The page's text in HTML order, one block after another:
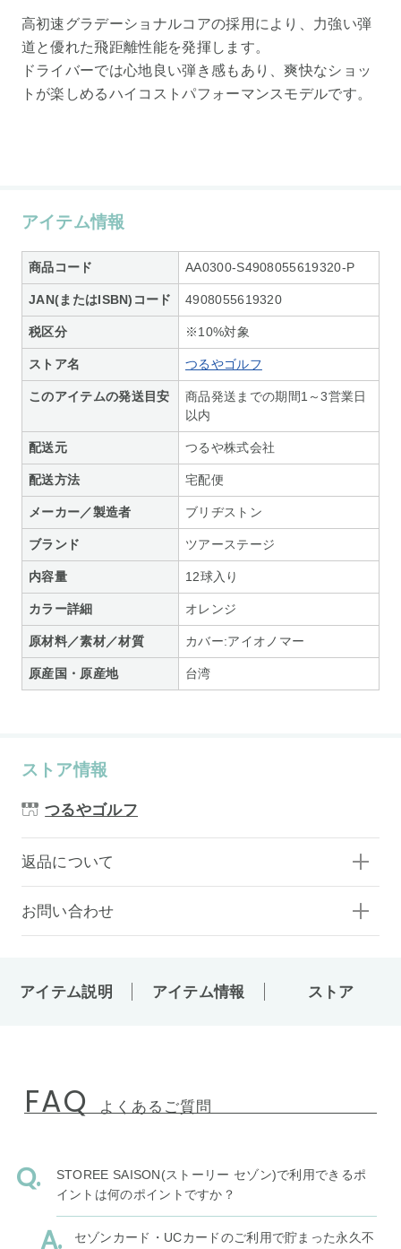
高初速グラデーショナルコアの採用により、力強い弾
道と優れた飛距離性能を発揮します。
ドライバーでは心地良い弾き感もあり、爽快なショッ
トが楽しめるハイコストパフォーマンスモデルです。
アイテム情報
商品コード AA0300-S4908055619320-P
JAN(またはISBN)コード 4908055619320
税区分 ※10%対象
ストア名 つるやゴルフ
このアイテムの発送目安
商品発送までの期間1～3営業日
以内
配送元 つるや株式会社
配送方法 宅配便
メーカー／製造者 ブリヂストン
ブランド ツアーステージ
内容量 12球入り
カラー詳細 オレンジ
原材料／素材／材質 カバー:アイオノマー
原産国・原産地 台湾
ストア情報
つるやゴルフ
返品について
お問い合わせ
アイテム説明 アイテム情報 ストア
FAQ よくあるご質問
STOREE SAISON(ストーリー セゾン)で利用できるポ
イントは何のポイントですか？
セゾンカード・UCカードのご利用で貯まった永久不